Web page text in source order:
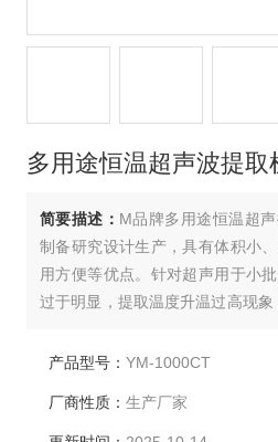
多用途恒温超声波提
简要描述： M品牌多用途恒温超
制备研究设计生产，具有体积小
用方便等优点。针对超声用于小
过于明显，提取温度升温过高现象
化，从而杜绝了因提取温度升高
产品型号： YM-1000CT
厂商性质： 生产厂家